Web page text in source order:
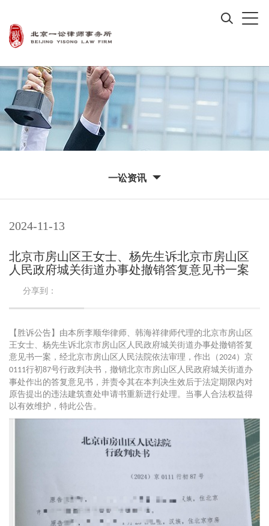
一讼资讯
2024-11-13
北京市房山区王女士、杨先生诉北京市房山区
人民政府城关街道办事处撤销答复意见书一案
分享到：
【胜诉公告】由本所李顺华律师、韩海祥律师代理的北京市房山区
王女士、杨先生诉北京市房山区人民政府城关街道办事处撤销答复
意见书一案，经北京市房山区人民法院依法审理，作出（2024）京
0111行初87号行政判决书，撤销北京市房山区人民政府城关街道办
事处作出的答复意见书，并责令其在本判决生效后于法定期限内对
原告提出的违法建筑查处申请书重新进行处理。当事人合法权益得
以有效维护，特此公告。